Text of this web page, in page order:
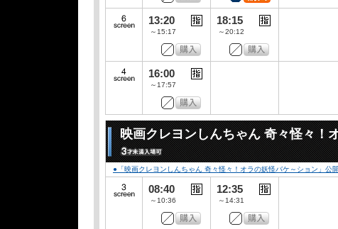
13:20
～15:17
18:15
～20:12
16:00
～17:57
映画クレヨンしんちゃん 奇々怪々！
●「映画クレヨンしんちゃん 奇々怪々！オラの妖怪バケ～ション」公
08:40
～10:36
12:35
～14:31